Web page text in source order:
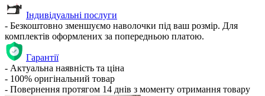
Індивідуальні послуги
- Безкоштовно зменшуємо наволочки під ваш розмір. Для
комплектів оформлених за попередньою платою.
Гарантії
- Актуальна наявність та ціна
- 100% оригінальний товар
- Повернення протягом 14 днів з моменту отримання товару